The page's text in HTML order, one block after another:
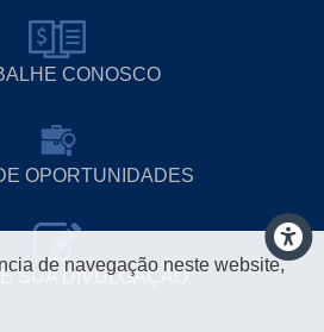
CONOSCO
OPORTUNIDADES
SUA DIVULGAÇÃO
de navegação neste website,